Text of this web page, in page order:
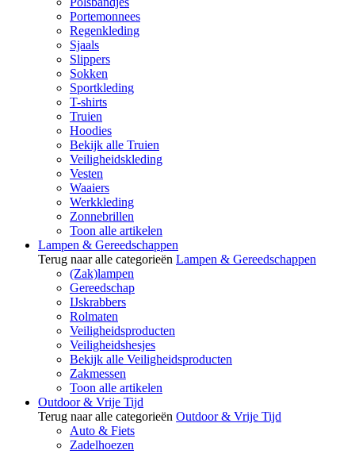
Portemonnees
Regenkleding
Sjaals
Slippers
Sokken
Sportkleding
T-shirts
Truien
Hoodies
Bekijk alle Truien
Veiligheidskleding
Vesten
Waaiers
Werkkleding
Zonnebrillen
Toon alle artikelen
Lampen & Gereedschappen
Terug naar alle categorieën Lampen & Gereedschappen
(Zak)lampen
Gereedschap
IJskrabbers
Rolmaten
Veiligheidsproducten
Veiligheidshesjes
Bekijk alle Veiligheidsproducten
Zakmessen
Toon alle artikelen
Outdoor & Vrije Tijd
Terug naar alle categorieën Outdoor & Vrije Tijd
Auto & Fiets
Zadelhoezen